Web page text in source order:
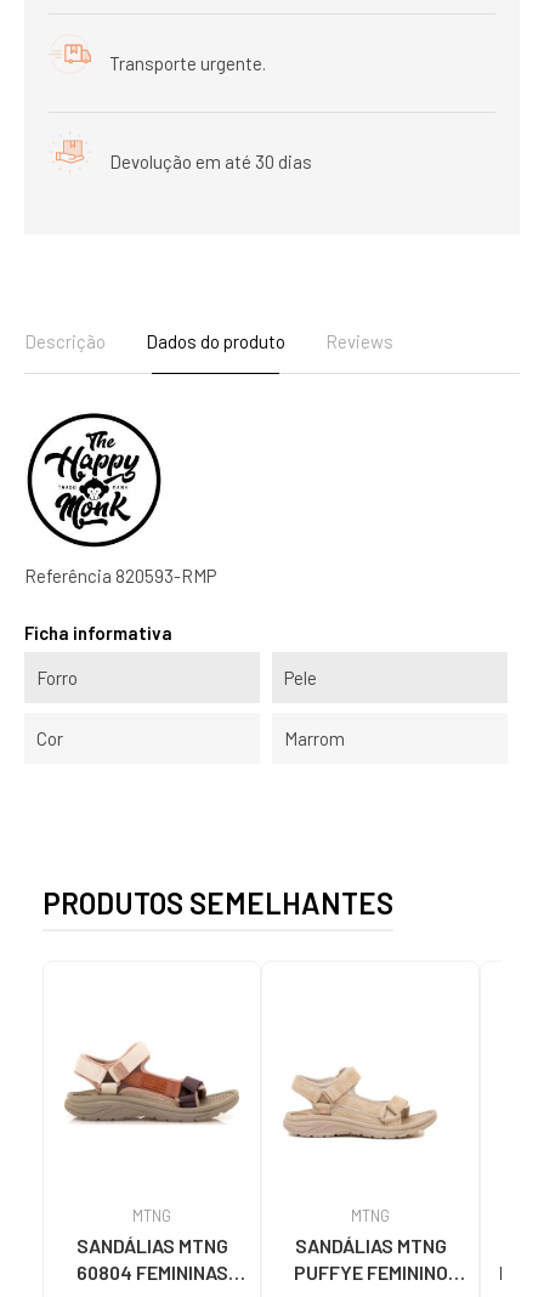
Transporte urgente.
Devolução em até 30 dias
Descrição Dados do produto Reviews
Referência 820593-RMP
Ficha informativa
Forro Pele
Cor Marrom
PRODUTOS SEMELHANTES
MTNG
SANDÁLIAS MTNG
60804 FEMININAS
MTNG
SANDÁLIAS MTNG
PUFFYE FEMININO